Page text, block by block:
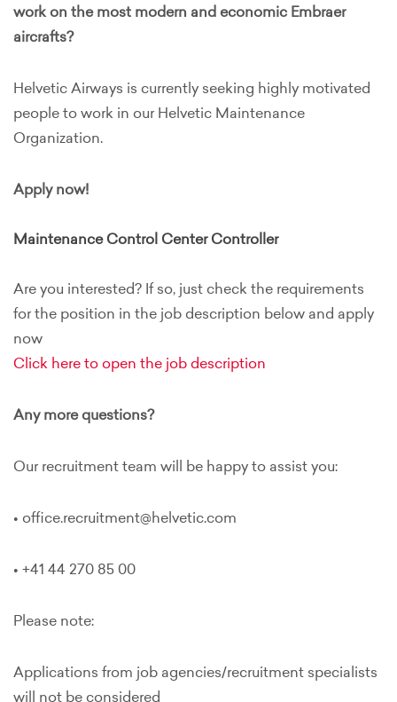
work on the most modern and economic Embraer
aircrafts?
Helvetic Airways is currently seeking highly motivated
people to work in our Helvetic Maintenance
Organization.
Apply now!
Maintenance Control Center Controller
Are you interested? If so, just check the requirements
for the position in the job description below and apply
now
Click here to open the job description
Any more questions?
Our recruitment team will be happy to assist you:
• office.recruitment@helvetic.com
• +41 44 270 85 00
Please note:
Applications from job agencies/recruitment specialists
will not be considered